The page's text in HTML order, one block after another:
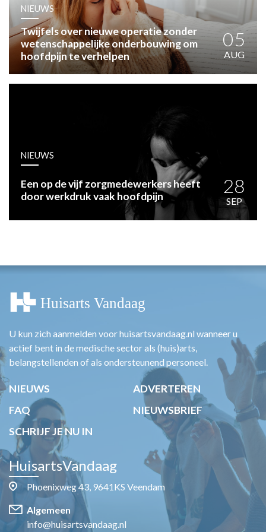
PRAKTIJKZAKEN
TARIEVEN
VPHUISARTSEN
MEDISCHE VAKHANDEL
INLOGGEN
NIEUWS
Twijfels over nieuwe operatie zonder
wetenschappelijke onderbouwing om
hoofdpijn te verhelpen
05
AUG
NIEUWS
Een op de vijf zorgmedewerkers heeft
door werkdruk vaak hoofdpijn
28
SEP
U kun zich aanmelden voor huisartsvandaag.nl wanneer u
actief bent in de medische sector als (huis)arts,
belangstellenden of als ondersteunend personeel.
NIEUWS
ADVERTEREN
FAQ
NIEUWSBRIEF
SCHRIJF JE NU IN
HuisartsVandaag
Phoenixweg 43, 9641KS Veendam
Algemeen
info@huisartsvandaag.nl